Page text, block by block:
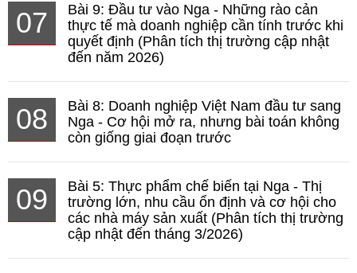
07
Bài 9: Đầu tư vào Nga - Những rào cản
thực tế mà doanh nghiệp cần tính trước khi
quyết định (Phân tích thị trường cập nhật
đến năm 2026)
08
Bài 8: Doanh nghiệp Việt Nam đầu tư sang
Nga - Cơ hội mở ra, nhưng bài toán không
còn giống giai đoạn trước
09
Bài 5: Thực phẩm chế biến tại Nga - Thị
trường lớn, nhu cầu ổn định và cơ hội cho
các nhà máy sản xuất (Phân tích thị trường
cập nhật đến tháng 3/2026)